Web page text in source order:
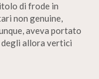
di frode in
non genuine,
aveva portato
degli allora vertici